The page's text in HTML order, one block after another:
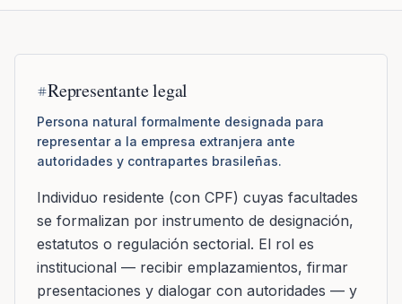
Representante legal
Persona natural formalmente designada para
representar a la empresa extranjera ante
autoridades y contrapartes brasileñas.
Individuo residente (con CPF) cuyas facultades
se formalizan por instrumento de designación,
estatutos o regulación sectorial. El rol es
institucional — recibir emplazamientos, firmar
presentaciones y dialogar con autoridades — y